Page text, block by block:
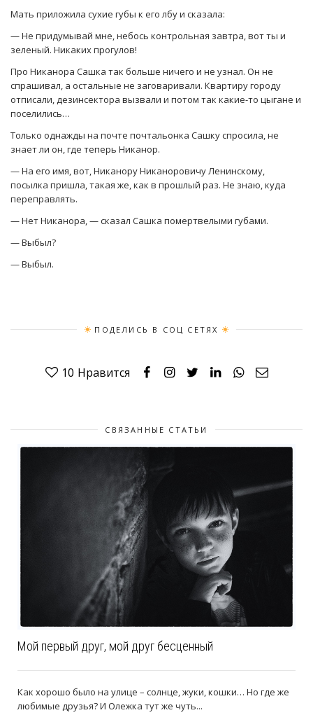
Мать приложила сухие губы к его лбу и сказала:
— Не придумывай мне, небось контрольная завтра, вот ты и
зеленый. Никаких прогулов!
Про Никанора Сашка так больше ничего и не узнал. Он не
спрашивал, а остальные не заговаривали. Квартиру городу
отписали, дезинсектора вызвали и потом так какие-то цыгане и
поселились…
Только однажды на почте почтальонка Сашку спросила, не
знает ли он, где теперь Никанор.
— На его имя, вот, Никанору Никаноровичу Ленинскому,
посылка пришла, такая же, как в прошлый раз. Не знаю, куда
переправлять.
— Нет Никанора, — сказал Сашка помертвелыми губами.
— Выбыл?
— Выбыл.
ПОДЕЛИСЬ В СОЦ СЕТЯХ
10 Нравится
СВЯЗАННЫЕ СТАТЬИ
Мой первый друг, мой друг бесценный
Как хорошо было на улице – солнце, жуки, кошки… Но где же
любимые друзья? И Олежка тут же чуть...